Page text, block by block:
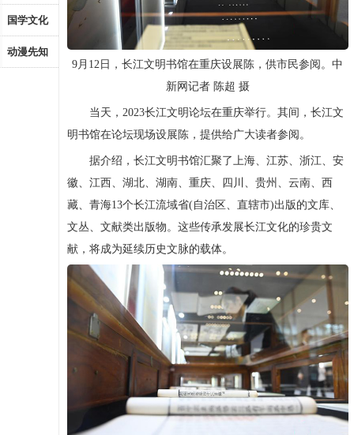
国学文化
动漫先知
9月12日，长江文明书馆在重庆设展陈，供市民参阅。中
新网记者 陈超 摄
当天，2023长江文明论坛在重庆举行。其间，长江文
明书馆在论坛现场设展陈，提供给广大读者参阅。
据介绍，长江文明书馆汇聚了上海、江苏、浙江、安
徽、江西、湖北、湖南、重庆、四川、贵州、云南、西
藏、青海13个长江流域省(自治区、直辖市)出版的文库、
文丛、文献类出版物。这些传承发展长江文化的珍贵文
献，将成为延续历史文脉的载体。